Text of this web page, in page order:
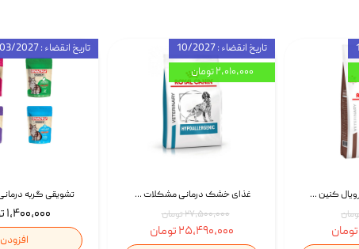
۱,۴۰۰,۰۰۰ تومان
افزودن
تاریخ انقضاء : 03/2027
غذای خشک درمانی مشکلات گوارشی سگ رویال کنین Royal Canin Hypoallergenic وزن 7 کیلوگرم | پت استوک
۲۷,۵۰۰,۰۰۰ تومان
۲۵,۴۹۰,۰۰۰ تومان
تاریخ انقضاء : 10/2027
۲,۰۱۰,۰۰۰ تومان
غذای خشک گربه رویال کنین Gastrointestinal Fibre Response وزن 2 کیلوگرم | پت استوک